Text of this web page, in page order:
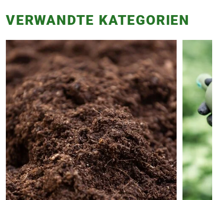
VERWANDTE KATEGORIEN